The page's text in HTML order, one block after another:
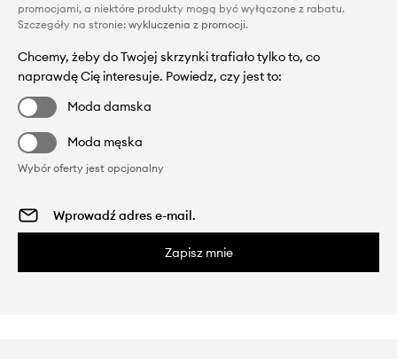
promocjami, a niektóre produkty mogą być wyłączone z rabatu.
Szczegóły na stronie: wykluczenia z promocji.
Chcemy, żeby do Twojej skrzynki trafiało tylko to, co
naprawdę Cię interesuje. Powiedz, czy jest to:
Moda damska
Moda męska
Wybór oferty jest opcjonalny
Zapisz mnie